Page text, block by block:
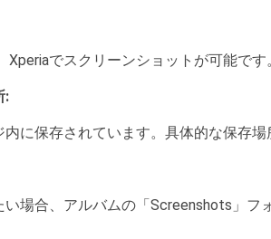
でスクリーンショットが可能です
:
に保存されています。具体的な保存場
場合、アルバムの「Screenshots」フ